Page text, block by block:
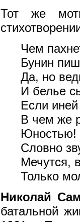
Тот же
Чем
Бунин
Да, но
И белье
Если иней
В чем же
Юностью!
Словно
Мечутся,
Только
Николай
батальной